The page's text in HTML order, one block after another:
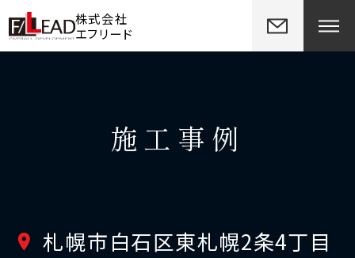
株式会社
エフリード
施工事例
札幌市白石区東札幌2条4丁目